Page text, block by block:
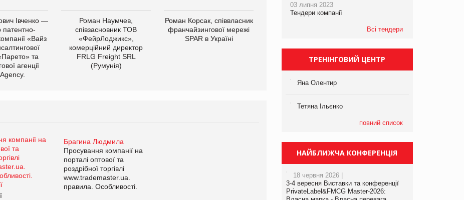
Івченко —
патентно-
«Вайз
та
агенції
Роман Наумчев,
співзасновник ТОВ
«ФейрЛоджикс»,
комерційний директор
FRLG Freight SRL
(Румунія)
Роман Корсак, співвласник
франчайзингової мережі
SPAR в Україні
виробництва
компанії «УкраМарин»
Брагина Людмила
Просування компанії на
порталі оптової та
роздрібної торгівлі
www.trademaster.ua.
правила. Особливості.
Брагина Людмила
Просування компанії на
www.trademaster.ua.
правила. Особливості.
03 липня 2023
Тендери компанії
Всі тендери
ТРЕНІНГОВИЙ ЦЕНТР
Яна Олентир
Тетяна Ільєнко
повний список
НАЙБЛИЖЧА КОНФЕРЕНЦІЯ
18 червня 2026 |
3-4 вересня Виставки та конференції
PrivateLabel&FMCG Master-2026: